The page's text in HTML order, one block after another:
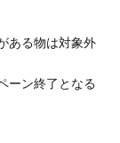
ある物は対象外
ーン終了となる